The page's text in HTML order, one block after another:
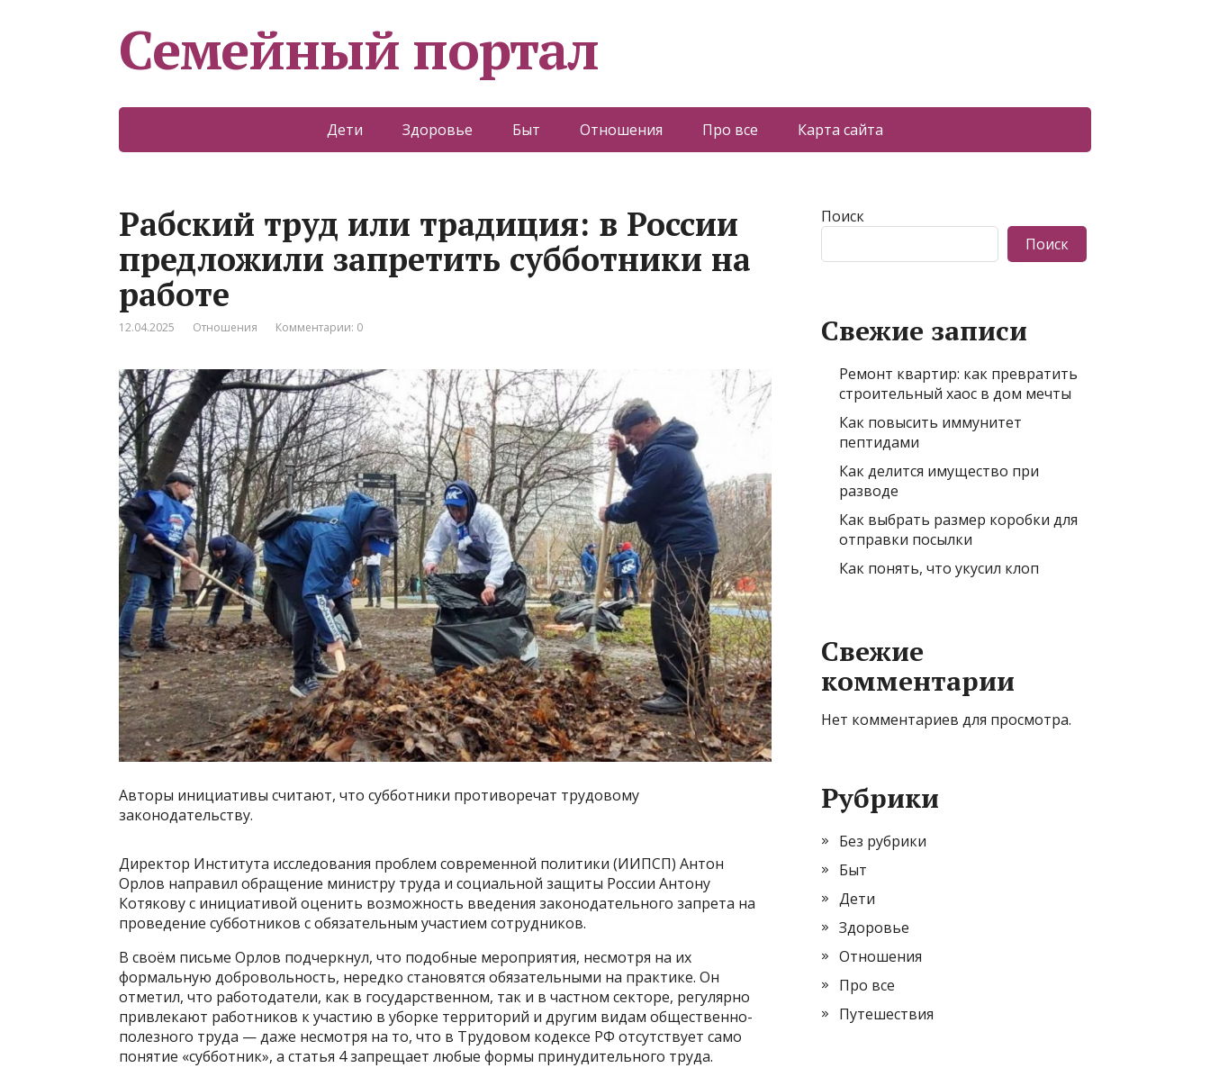
Семейный портал
Дети Здоровье Быт Отношения Про все Карта сайта
Рабский труд или традиция: в России
предложили запретить субботники на
работе
12.04.2025 Отношения Комментарии: 0
Авторы инициативы считают, что субботники противоречат трудовому
законодательству.
Директор Института исследования проблем современной политики (ИИПСП) Антон
Орлов направил обращение министру труда и социальной защиты России Антону
Котякову с инициативой оценить возможность введения законодательного запрета на
проведение субботников с обязательным участием сотрудников.
В своём письме Орлов подчеркнул, что подобные мероприятия, несмотря на их
формальную добровольность, нередко становятся обязательными на практике. Он
отметил, что работодатели, как в государственном, так и в частном секторе, регулярно
привлекают работников к участию в уборке территорий и другим видам общественно-
полезного труда — даже несмотря на то, что в Трудовом кодексе РФ отсутствует само
понятие «субботник», а статья 4 запрещает любые формы принудительного труда.
Поиск
Поиск
Свежие записи
Ремонт квартир: как превратить
строительный хаос в дом мечты
Как повысить иммунитет
пептидами
Как делится имущество при
разводе
Как выбрать размер коробки для
отправки посылки
Как понять, что укусил клоп
Свежие
комментарии
Нет комментариев для просмотра.
Рубрики
Без рубрики
Быт
Дети
Здоровье
Отношения
Про все
Путешествия